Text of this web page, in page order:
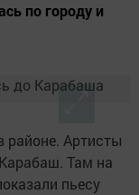
по городу и
районе. Артисты
Там на
пьесу